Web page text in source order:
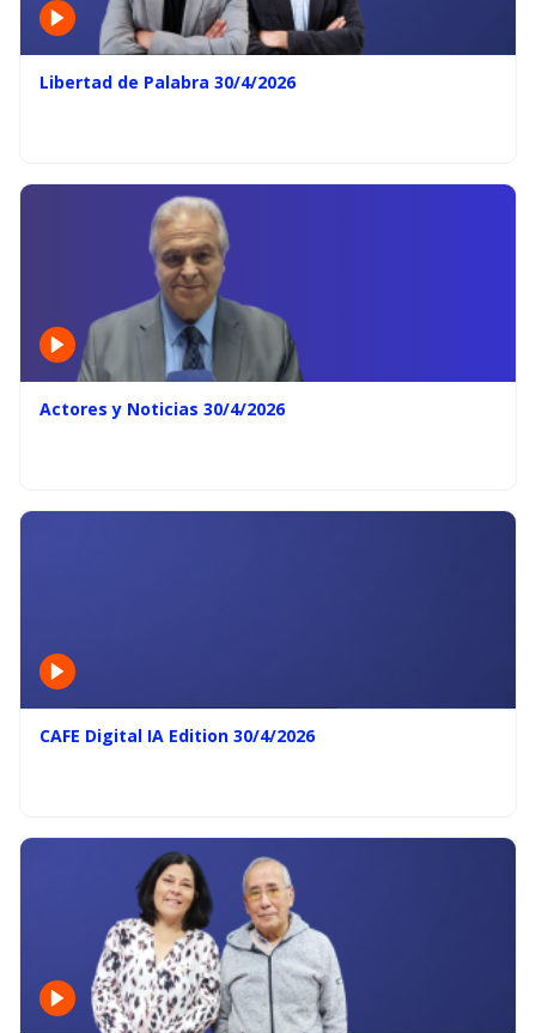
Libertad de Palabra 30/4/2026
Actores y Noticias 30/4/2026
CAFE Digital IA Edition 30/4/2026